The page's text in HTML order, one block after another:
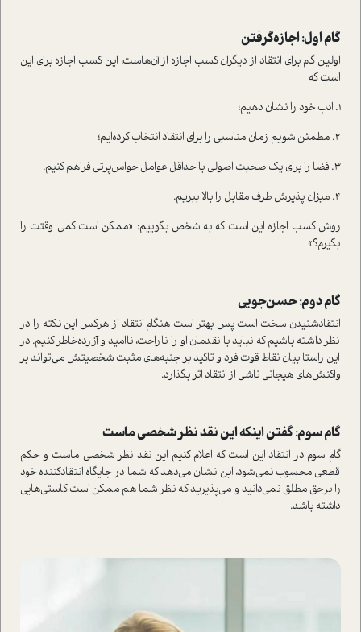
گام اول: اجازه‌گرفتن
اولین گام برای انتقاد از دیگران کسب اجازه از آن‌هاست، این کسب اجازه برای این
است که
1. ادب خود را نشان دهیم؛
2. مطمئن شویم زمان مناسبی را برای انتقاد انتخاب کرده‌ایم؛
3. فضا را برای یک صحبت اصولی با حداقل عوامل حواس‌پرتی فراهم کنیم.
4. میزان پذیرش طرف مقابل را بالا ببریم.
روش کسب اجازه این است که به شخص بگوییم: «ممکن است کمی وقتت را
بگیرم؟»
گام دوم: حسن‌جویی
انتقادشنیدن سخت است پس بهتر است هنگام انتقاد از هرکس این نکته را در
نظر داشته باشیم که نباید با نقدمان او را ناراحت، ناامید و آزرده‌خاطر کنیم. در
این راستا بیان نقاط قوت فرد و تاکید بر جنبه‌های مثبت شخصیتش می‌تواند بر
واکنش‌های هیجانی ناشی از انتقاد اثر بگذارد.
گام سوم: گفتن اینکه این نقد نظر شخصی‌ ماست
گام سوم در انتقاد این است که اعلام کنیم این نقد نظر شخصی ماست و حکم
قطعی محسوب نمی‌شود، این نشان می‌دهد که شما در جایگاه انتقادکننده خود
را برحق مطلق نمی‌دانید و می‌پذیرید که نظر شما هم ممکن است کاستی‌هایی
داشته باشد.